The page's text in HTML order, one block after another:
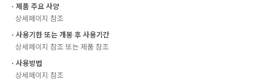
ㆍ제품 주요 사양
상세페이지 참조
ㆍ사용기한 또는 개봉 후 사용기간
상세페이지 참조 또는 제품 참조
ㆍ사용방법
상세페이지 참조